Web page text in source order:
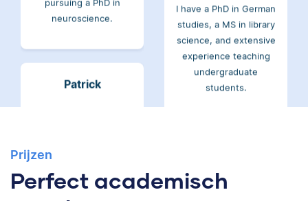
Patrick
Classical Studies and
experience teaching
undergraduate
Prijzen
Perfect academisch